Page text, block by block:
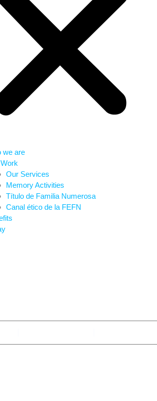
we are
Our Services
Memory Activities
Título de Familia Numerosa
Canal ético de la FEFN